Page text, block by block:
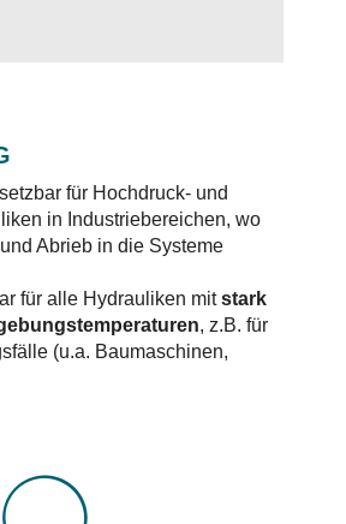
für Hochdruck- und
in Industriebereichen, wo
und Abrieb in die Systeme
für alle Hydrauliken mitstark
, z.B. für
(u.a. Baumaschinen,